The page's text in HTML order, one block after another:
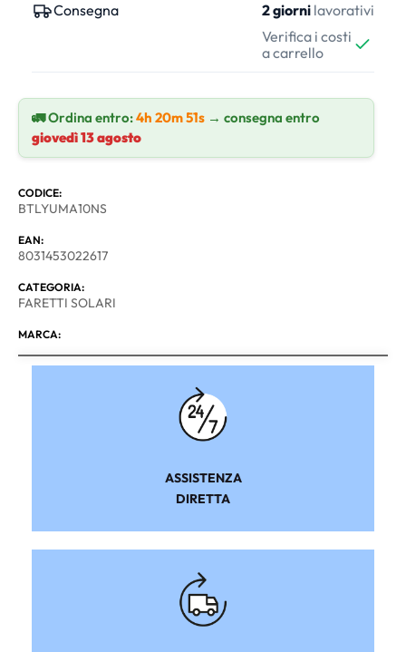
Consegna 2 giorni lavorativi
Verifica i costi
a carrello
🚛 Ordina entro:4h 20m 51s → consegna entro
giovedì 13 agosto
CODICE:
BTLYUMA10NS
EAN:
8031453022617
CATEGORIA:
FARETTI SOLARI
MARCA:
ASSISTENZA
DIRETTA